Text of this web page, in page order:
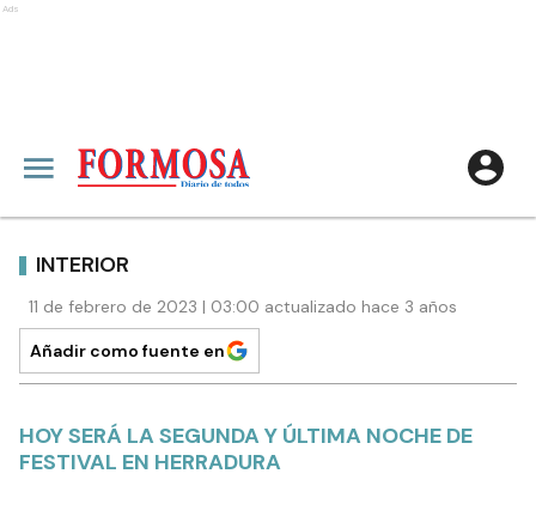
Ads
INTERIOR
11 de febrero de 2023 | 03:00 actualizado hace 3 años
Añadir como fuente en
HOY SERÁ LA SEGUNDA Y ÚLTIMA NOCHE DE
FESTIVAL EN HERRADURA